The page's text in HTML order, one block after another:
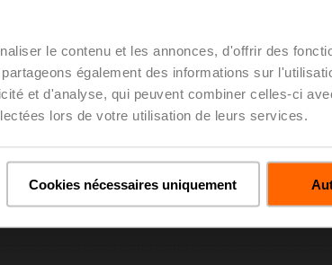
le contenu et les annonces, d'offrir des
également des informations sur
et d'analyse, qui peuvent combiner celles-ci
lors de votre utilisation de leurs services.
Cookies nécessaires uniquement